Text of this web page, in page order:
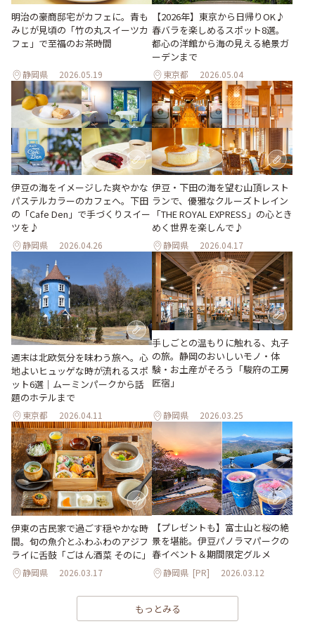
明治の豪商邸宅がカフェに。青も
みじが見頃の「竹の丸スイーツカ
フェ」で至福のお茶時間
静岡県 2026.05.19
【2026年】東京から日帰りOK♪
春バラを楽しめるスポット8選。
都心の洋館から海の見える絶景ガ
ーデンまで
東京都 2026.05.04
伊豆の海をイメージした爽やかな
パステルカラーのカフェへ。下田
の「Cafe Den」で手づくりスイー
ツを♪
静岡県 2026.04.26
伊豆・下田の海を望む山頂レスト
ランで、優雅なクルーズトレイン
「THE ROYAL EXPRESS」の心とき
めく世界を楽しんで♪
静岡県 2026.04.17
週末は北欧気分を味わう旅へ。心
地よいヒュッゲな時が流れるスポ
ット6選｜ムーミンパークから話
題のホテルまで
東京都 2026.04.11
手しごとの温もりに触れる、丸子
の旅。静岡のおいしいモノ・体
験・お土産がそろう「駿府の工房
匠宿」
静岡県 2026.03.25
伊東の古民家で過ごす穏やかな時
間。旬の魚介とふわふわのアジフ
ライに舌鼓「ごはん酒菜 そのに」
静岡県 2026.03.17
【プレゼントも】富士山と桜の絶
景を堪能。伊豆パノラマパークの
春イベント＆期間限定グルメ
静岡県 [PR] 2026.03.12
もっとみる